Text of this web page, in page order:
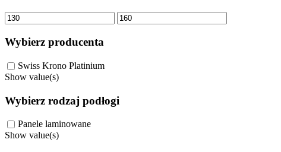
Cena
min.
Cena
maks.
Wybierz producenta
Swiss Krono Platinium
Show value(s)
Wybierz rodzaj podłogi
Panele laminowane
Show value(s)